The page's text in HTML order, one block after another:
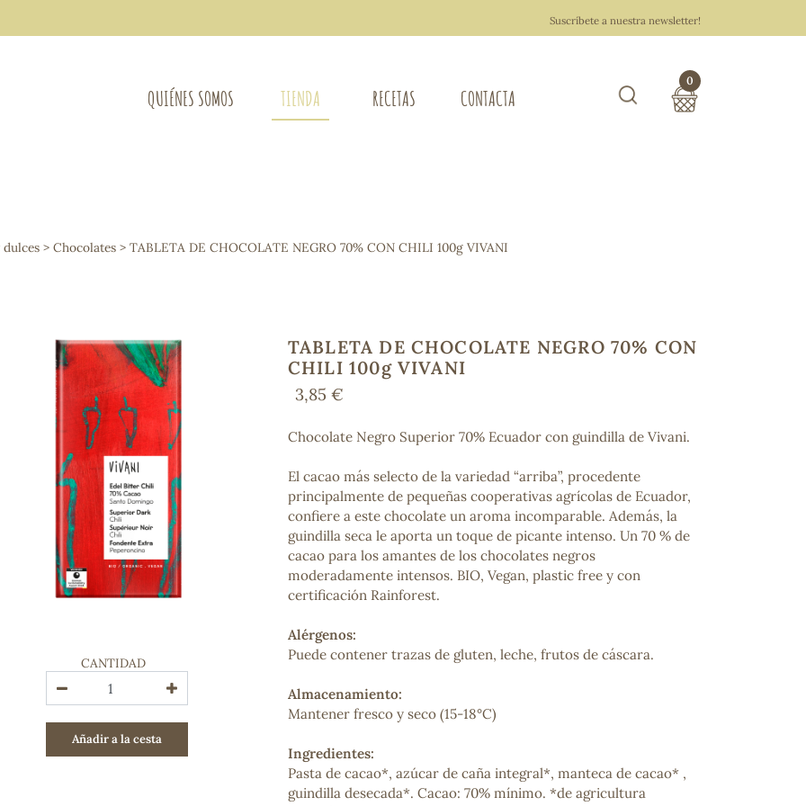
Suscríbete a nuestra newsletter!
QUIÉNES SOMOS TIENDA
Osteo-articular
Mujer
Control de peso
Extracto de plantas
Ácidos Grasos
Depurativos
Bienestar emocional
Jalea Real
Memoria
Hierro
Deporte
Digestivos
Circulatorio, colesterol y glucosa
Superalimentos
Proteína
Energía
COSMÉTICA E HIGIENE PERSONAL
Cremas, lociones y aceites corporales
Hombre
Higiene personal
Labiales
RECETAS CONTACTA
0
Hacer un pedido
dulces > Chocolates > TABLETA DE CHOCOLATE NEGRO 70% CON CHILI 100g VIVANI
CANTIDAD
Añadir a la cesta
TABLETA DE CHOCOLATE NEGRO 70% CON
CHILI 100g VIVANI
3,85 €
Chocolate Negro Superior 70% Ecuador con guindilla de Vivani.
El cacao más selecto de la variedad “arriba”, procedente
principalmente de pequeñas cooperativas agrícolas de Ecuador,
confiere a este chocolate un aroma incomparable. Además, la
guindilla seca le aporta un toque de picante intenso. Un 70 % de
cacao para los amantes de los chocolates negros
moderadamente intensos. BIO, Vegan, plastic free y con
certificación Rainforest.
Alérgenos:
Puede contener trazas de gluten, leche, frutos de cáscara.
Almacenamiento:
Mantener fresco y seco (15-18°C)
Ingredientes:
Pasta de cacao*, azúcar de caña integral*, manteca de cacao* ,
guindilla desecada*. Cacao: 70% mínimo. *de agricultura